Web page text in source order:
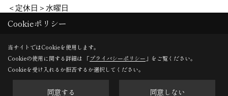
＜定休日＞水曜日
Copyright (c) さんわの家. All Rights Reserved.
Produced byゴデスクリエイト
Cookieポリシー
当サイトではCookieを使用します。
Cookieの使用に関する詳細は 「プライバシーポリシー 」をご覧ください。
Cookieを受け入れるか拒否するか選択してください。
同意する 同意しない